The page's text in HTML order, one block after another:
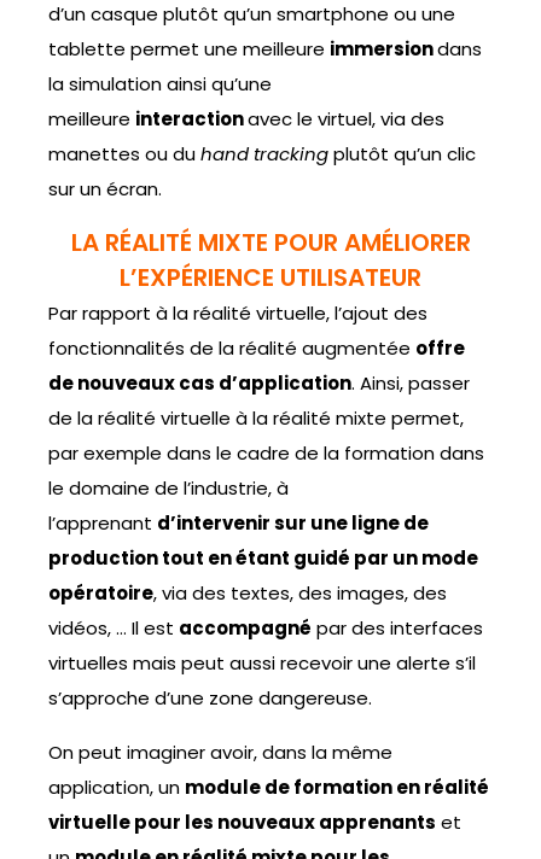
d’un casque plutôt qu’un smartphone ou une
tablette permet une meilleure immersiondans
la simulation ainsi qu’une
meilleure interactionavec le virtuel, via des
manettes ou duhand trackingplutôt qu’un clic
sur un écran.
LA RÉALITÉ MIXTE POUR AMÉLIORER
L’EXPÉRIENCE UTILISATEUR
Par rapport à la réalité virtuelle, l’ajout des
fonctionnalités de la réalité augmentée offre
de nouveaux cas d’application. Ainsi, passer
de la réalité virtuelle à la réalité mixte permet,
par exemple dans le cadre de la formation dans
le domaine de l’industrie, à
l’apprenant d’intervenir sur une ligne de
production tout en étant guidé par un mode
opératoire, via des textes, des images, des
vidéos, … Il est accompagné par des interfaces
virtuelles mais peut aussi recevoir une alerte s’il
s’approche d’une zone dangereuse.
On peut imaginer avoir, dans la même
application, un module de formation en réalité
virtuelle pour les nouveaux apprenants et